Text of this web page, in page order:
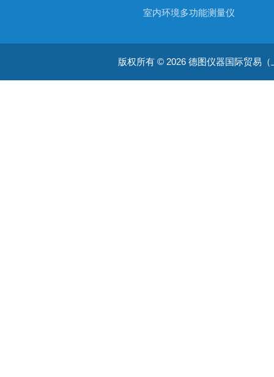
室内环境多功能测量仪
温湿度仪器
版权所有 © 2026 德图仪器国际贸易